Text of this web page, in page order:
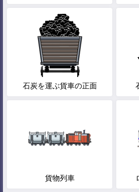
石炭を運ぶ貨車の正面
貨物列車